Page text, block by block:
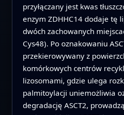
przyłączany jest kwas
enzym ZDHHC14 dodaje tę
dwóch zachowanych
Cys48). Po oznakowaniu
przekierowywany z
komórkowych centrów
lizosomami, gdzie ulega
palmitoylacji uniemożliwia
degradację ASCT2,